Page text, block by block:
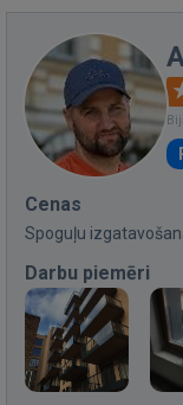
Cenas
Spoguļu
Darbu piemēri